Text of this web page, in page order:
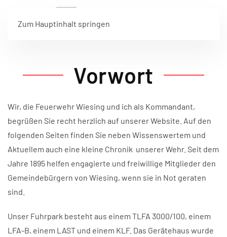
Zum Hauptinhalt springen
Vorwort
Wir, die Feuerwehr Wiesing und ich als Kommandant,
begrüßen Sie recht herzlich auf unserer Website. Auf den
folgenden Seiten finden Sie neben Wissenswertem und
Aktuellem auch eine kleine Chronik unserer Wehr. Seit dem
Jahre 1895 helfen engagierte und freiwillige Mitglieder den
Gemeindebürgern von Wiesing, wenn sie in Not geraten
sind.
Unser Fuhrpark besteht aus einem TLFA 3000/100, einem
LFA-B, einem LAST und einem KLF. Das Gerätehaus wurde